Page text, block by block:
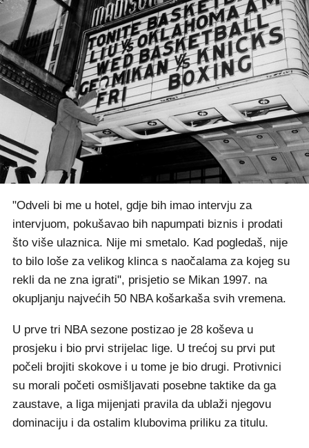
"Odveli bi me u hotel, gdje bih imao intervju za
intervjuom, pokušavao bih napumpati biznis i prodati
što više ulaznica. Nije mi smetalo. Kad pogledaš, nije
to bilo loše za velikog klinca s naočalama za kojeg su
rekli da ne zna igrati", prisjetio se Mikan 1997. na
okupljanju najvećih 50 NBA košarkaša svih vremena.
U prve tri NBA sezone postizao je 28 koševa u
prosjeku i bio prvi strijelac lige. U trećoj su prvi put
počeli brojiti skokove i u tome je bio drugi. Protivnici
su morali početi osmišljavati posebne taktike da ga
zaustave, a liga mijenjati pravila da ublaži njegovu
dominaciju i da ostalim klubovima priliku za titulu.